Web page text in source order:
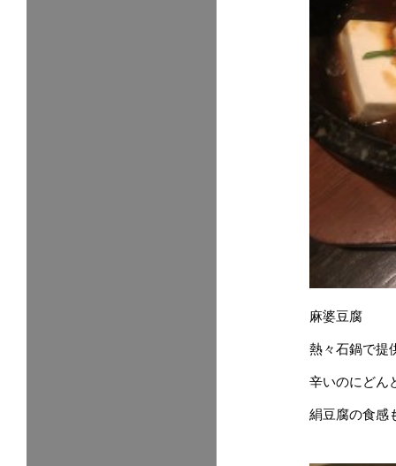
麻婆豆腐
熱々石鍋で提
辛いのにどん
絹豆腐の食感